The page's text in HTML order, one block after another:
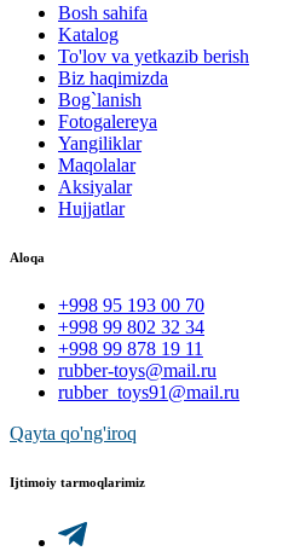
Bosh sahifa
Katalog
To'lov va yetkazib berish
Biz haqimizda
Bog`lanish
Fotogalereya
Yangiliklar
Maqolalar
Aksiyalar
Hujjatlar
Aloqa
+998 95 193 00 70
+998 99 802 32 34
+998 99 878 19 11
rubber-toys@mail.ru
rubber_toys91@mail.ru
Qayta qo'ng'iroq
Ijtimoiy tarmoqlarimiz